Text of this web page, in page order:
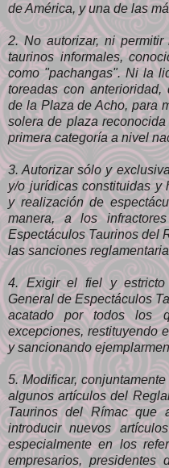
de América, y una de las
2. No autorizar, ni
taurinos informales,
como "pachangas". Ni la
toreadas con
de la Plaza de Acho, para
solera de plaza
primera categoría a nivel
3. Autorizar sólo y
y/o jurídicas constituidas y
y realización de
manera, a los
Espectáculos Taurinos del
las sanciones
4. Exigir el fiel y estricto
General de Espectáculos
acatado por todos los
excepciones, restituyendo
y sancionando
5. Modificar,
algunos artículos del
Taurinos del Rímac que
introducir nuevos
especialmente en los
empresarios, presidentes